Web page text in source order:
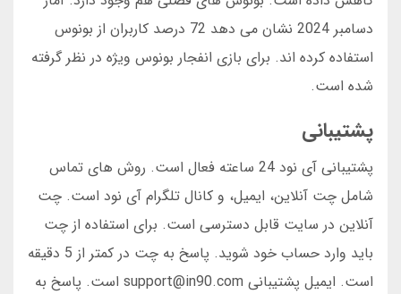
دسامبر 2024 نشان می دهد 72 درصد کاربران از بونوس
استفاده کرده اند. برای بازی انفجار بونوس ویژه در نظر گرفته
شده است.
پشتیبانی
پشتیبانی آی نود 24 ساعته فعال است. روش های تماس
شامل چت آنلاین، ایمیل، و کانال تلگرام آی نود است. چت
آنلاین در سایت قابل دسترسی است. برای استفاده از چت
باید وارد حساب خود شوید. پاسخ به چت در کمتر از 5 دقیقه
است. ایمیل پشتیبانی support@in90.com است. پاسخ به